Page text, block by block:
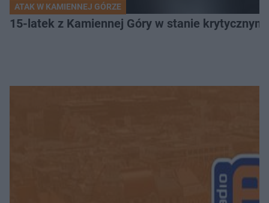
ATAK W KAMIENNEJ GÓRZE
15-latek z Kamiennej Góry w stanie